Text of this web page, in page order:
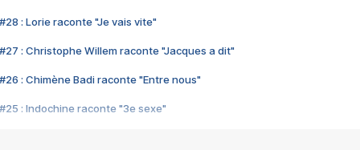
#28 : Lorie raconte "Je vais vite"
#27 : Christophe Willem raconte "Jacques a dit"
#26 : Chimène Badi raconte "Entre nous"
#25 : Indochine raconte "3e sexe"